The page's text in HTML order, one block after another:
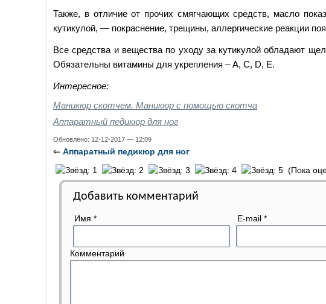
Также, в отличие от прочих смягчающих средств, масло
кутикулой, — покраснение, трещины, аллергические реакции
Все средства и вещества по уходу за кутикулой обладают
Обязательны витамины для укрепления – A, C, D, E.
Интересное:
Маникюр скотчем. Маникюр с помощью скотча
Аппаратный педикюр для ног
Обновлено: 12-12-2017 — 12:09
⇐Аппаратный педикюр для ног
(Пока
Добавить комментарий
Имя* E-mail*
Комментарий